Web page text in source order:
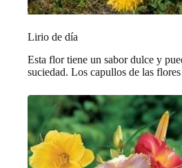
Lirio de día
Esta flor tiene un sabor dulce y
suciedad. Los capullos de las